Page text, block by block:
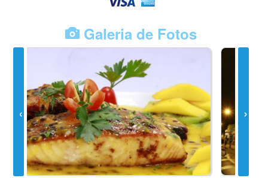
Galeria de Fotos